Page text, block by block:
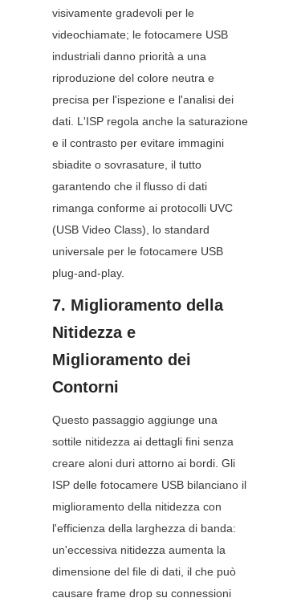
visivamente gradevoli per le
videochiamate; le fotocamere USB
industriali danno priorità a una
riproduzione del colore neutra e
precisa per l'ispezione e l'analisi dei
dati. L'ISP regola anche la saturazione
e il contrasto per evitare immagini
sbiadite o sovrasature, il tutto
garantendo che il flusso di dati
rimanga conforme ai protocolli UVC
(USB Video Class), lo standard
universale per le fotocamere USB
plug-and-play.
7. Miglioramento della
Nitidezza e
Miglioramento dei
Contorni
Questo passaggio aggiunge una
sottile nitidezza ai dettagli fini senza
creare aloni duri attorno ai bordi. Gli
ISP delle fotocamere USB bilanciano il
miglioramento della nitidezza con
l'efficienza della larghezza di banda:
un'eccessiva nitidezza aumenta la
dimensione del file di dati, il che può
causare frame drop su connessioni